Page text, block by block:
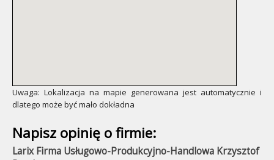
Uwaga: Lokalizacja na mapie generowana jest automatycznie i
dlatego może być mało dokładna
Napisz opinię o firmie:
Larix Firma Usługowo-Produkcyjno-Handlowa Krzysztof